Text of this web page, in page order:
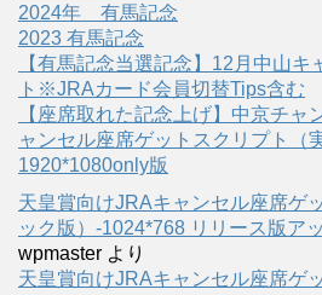
2024年 有馬記念
2023 有馬記念
【有馬記念当選記念】12月中山
ト※JRAカード会員切替Tips含む
【座席取れた記念上げ】中京チャ
ャンセル座席ゲットスクリプト（
1920*1080only版
天皇賞向けJRAキャンセル座席ゲ
ック版）-1024*768 リリース版ア
wpmaster より
天皇賞向けJRAキャンセル座席ゲ